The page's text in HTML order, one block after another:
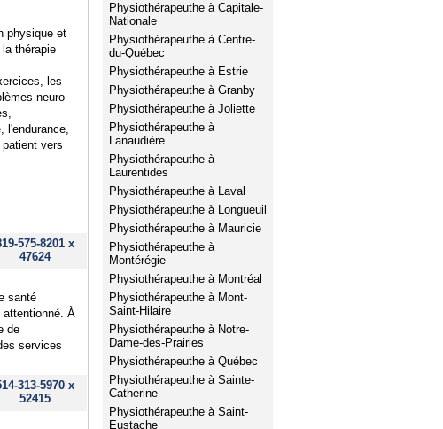
physique et
thérapie
les
neuro-
l'endurance,
vers
575-8201 x
47624
santé
attentionné. À
de
services
313-5970 x
52415
Physiothérapeuthe à Capitale-
Nationale
Physiothérapeuthe à Centre-
du-Québec
Physiothérapeuthe à Estrie
Physiothérapeuthe à Granby
Physiothérapeuthe à Joliette
Physiothérapeuthe à
Lanaudière
Physiothérapeuthe à
Laurentides
Physiothérapeuthe à Laval
Physiothérapeuthe à Longueuil
Physiothérapeuthe à Mauricie
Physiothérapeuthe à
Montérégie
Physiothérapeuthe à Montréal
Physiothérapeuthe à Mont-
Saint-Hilaire
Physiothérapeuthe à Notre-
Dame-des-Prairies
Physiothérapeuthe à Québec
Physiothérapeuthe à Sainte-
Catherine
Physiothérapeuthe à Saint-
Eustache